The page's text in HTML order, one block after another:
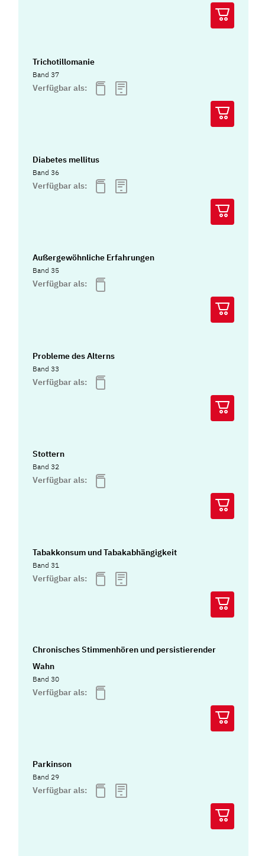
Trichotillomanie
Band 37
Verfügbar als:
Diabetes mellitus
Band 36
Verfügbar als:
Außergewöhnliche Erfahrungen
Band 35
Verfügbar als:
Probleme des Alterns
Band 33
Verfügbar als:
Stottern
Band 32
Verfügbar als:
Tabakkonsum und Tabakabhängigkeit
Band 31
Verfügbar als:
Chronisches Stimmenhören und persistierender
Wahn
Band 30
Verfügbar als:
Parkinson
Band 29
Verfügbar als: